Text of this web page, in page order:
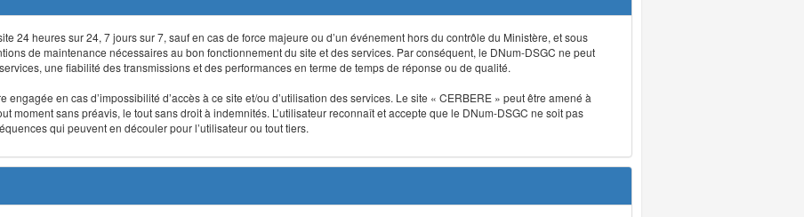
24 heures sur 24, 7 jours sur 7, sauf en cas de force majeure ou d’un événement hors du contrôle du Ministère, et sous
de maintenance nécessaires au bon fonctionnement du site et des services. Par conséquent, le DNum-DSGC ne peut
une fiabilité des transmissions et des performances en terme de temps de réponse ou de qualité.
engagée en cas d’impossibilité d’accès à ce site et/ou d’utilisation des services. Le site « CERBERE » peut être amené à
moment sans préavis, le tout sans droit à indemnités. L’utilisateur reconnaît et accepte que le DNum-DSGC ne soit pas
qui peuvent en découler pour l’utilisateur ou tout tiers.